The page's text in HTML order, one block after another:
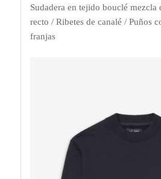
Sudadera en tejido bouclé mezcla
recto / Ribetes de canalé / Puños
franjas